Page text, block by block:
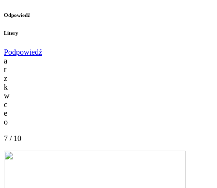
Odpowiedź
Litery
Podpowiedź
a
r
z
k
w
c
e
o
7 / 10